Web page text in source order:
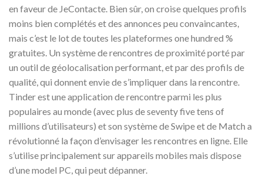
en faveur de JeContacte. Bien sûr, on croise quelques profils
moins bien complétés et des annonces peu convaincantes,
mais c’est le lot de toutes les plateformes one hundred %
gratuites. Un système de rencontres de proximité porté par
un outil de géolocalisation performant, et par des profils de
qualité, qui donnent envie de s’impliquer dans la rencontre.
Tinder est une application de rencontre parmi les plus
populaires au monde (avec plus de seventy five tens of
millions d’utilisateurs) et son système de Swipe et de Match a
révolutionné la façon d’envisager les rencontres en ligne. Elle
s’utilise principalement sur appareils mobiles mais dispose
d’une model PC, qui peut dépanner.